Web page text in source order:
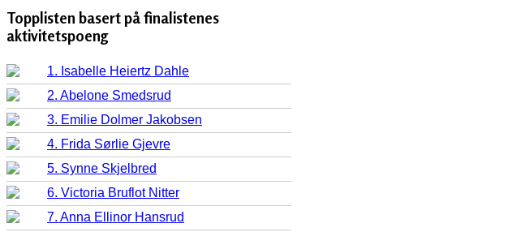
Topplisten basert på finalistenes
aktivitetspoeng
1. Isabelle Heiertz Dahle
2. Abelone Smedsrud
3. Emilie Dolmer Jakobsen
4. Frida Sørlie Gjevre
5. Synne Skjelbred
6. Victoria Bruflot Nitter
7. Anna Ellinor Hansrud